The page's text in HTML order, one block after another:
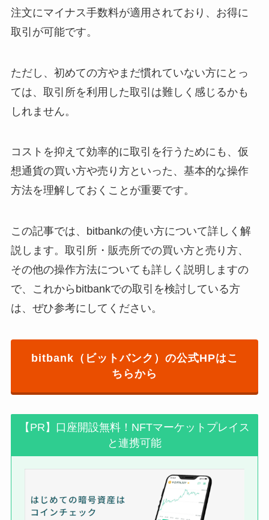
注文にマイナス手数料が適用されており、お得に
取引が可能です。
ただし、初めての方やまだ慣れていない方にとっ
ては、取引所を利用した取引は難しく感じるかも
しれません。
コストを抑えて効率的に取引を行うためにも、仮
想通貨の買い方や売り方といった、基本的な操作
方法を理解しておくことが重要です。
この記事では、bitbankの使い方について詳しく解
説します。取引所・販売所での買い方と売り方、
その他の操作方法についても詳しく説明しますの
で、これからbitbankでの取引を検討している方
は、ぜひ参考にしてください。
bitbank（ビットバンク）の公式HPはこ
ちらから
【PR】口座開設無料！NFTマーケットプレイス
と連携可能